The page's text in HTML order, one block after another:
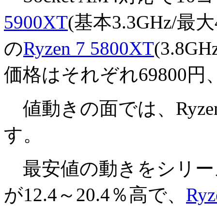
5900XT(基本3.3GHz/最
のRyzen 7 5800XT
価格はそれぞれ69800円
値動きの面では、
す。
最安値の動きをシリ
が12.4～20.4％高で、